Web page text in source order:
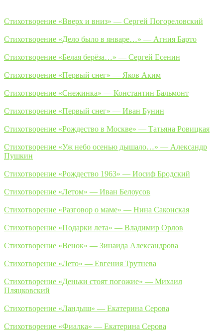
Стихотворение «Вверх и вниз» — Сергей Погореловский
Стихотворение «Дело было в январе…» — Агния Барто
Стихотворение «Белая берёза…» — Сергей Есенин
Стихотворение «Первый снег» — Яков Аким
Стихотворение «Снежинка» — Константин Бальмонт
Стихотворение «Первый снег» — Иван Бунин
Стихотворение «Рождество в Москве» — Татьяна Ровицкая
Стихотворение «Уж небо осенью дышало…» — Александр
Пушкин
Стихотворение «Рождество 1963» — Иосиф Бродский
Стихотворение «Летом» — Иван Белоусов
Стихотворение «Разговор о маме» — Нина Саконская
Стихотворение «Подарки лета» — Владимир Орлов
Стихотворение «Венок» — Зинаида Александрова
Стихотворение «Лето» — Евгения Трутнева
Стихотворение «Деньки стоят погожие» — Михаил
Пляцковский
Стихотворение «Ландыш» — Екатерина Серова
Стихотворение «Фиалка» — Екатерина Серова